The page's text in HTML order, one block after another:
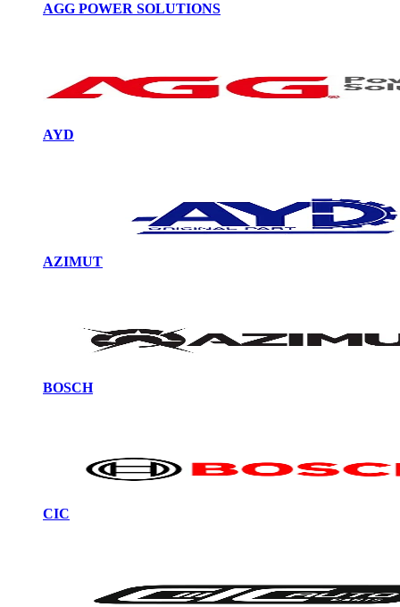
AGG POWER SOLUTIONS
AYD
AZIMUT
BOSCH
CIC